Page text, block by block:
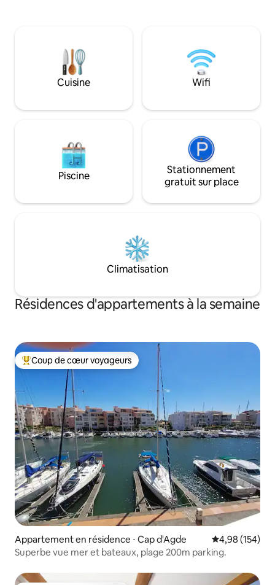
mer. Plage à 8
proximité.
Cuisine Wifi
Piscine
Stationnement
gratuit sur place
Climatisation
Résidences d'appartements à la semaine
Coups de cœur voyageurs les plus appréciés
Coup de cœur voyageurs
Appartement en résidence ⋅ Cap d'Agde Évaluation
4,98 (154)
Superbe vue mer et bateaux, plage 200m parking.